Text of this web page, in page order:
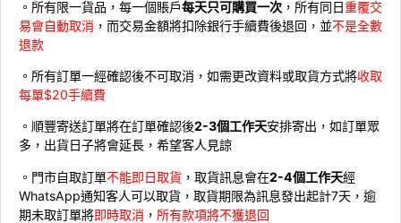
。所有限一貨品，每一個賬戶每天只可購買一次 ，所有同日重覆交
易會自動取消 ，而交易金額將扣除銀行手續費後退回，並不是全數
退款
。所有訂單一經確認後不可取消，如需更改資料或取貨方式將收取
每單$20手續費
。順豐寄送訂單將在訂單確認後2-3個工作天安排寄出，如訂單眾
多，出貨日子將會延長，希望客人見諒
。門市自取訂單不能即日取貨 ，取貨訊息會在2-4個工作天經
WhatsApp通知客人可以取貨，取貨期限為訊息發出起計7天，逾
期未取訂單將即時取消 ， 所有款項將不獲退回